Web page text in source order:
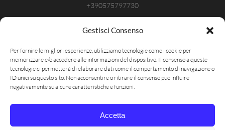
Gestisci Consenso
Per fornire le migliori esperienze, utilizziamo tecnologie come i cookie per
memorizzare e/o accedere alle informazioni del dispositivo. Il consenso a queste
tecnologie ci permetterà di elaborare dati come il comportamento di navigazione o
ID unici su questo sito. Non acconsentire o ritirare il consenso può influire
negativamente su alcune caratteristiche e funzioni.
Accetta
+390575797730
Pieve Santo Stefano AR